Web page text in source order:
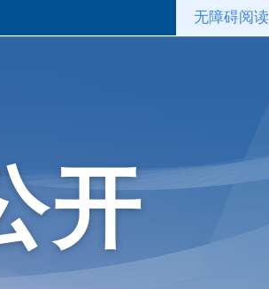
无障碍阅读
开